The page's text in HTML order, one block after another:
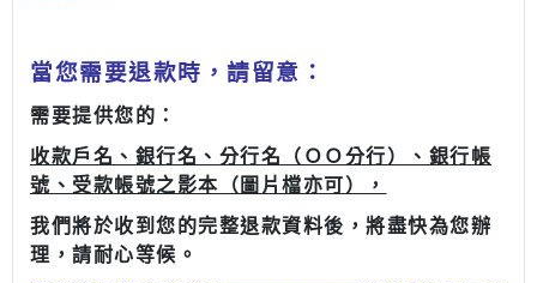
當您需要退款時，請留意：
需要提供您的：
收款戶名、銀行名、分行名（ＯＯ分行）、銀行帳
號、受款帳號之影本（圖片檔亦可），
我們將於收到您的完整退款資料後，將盡快為您辦
理，請耐心等候。